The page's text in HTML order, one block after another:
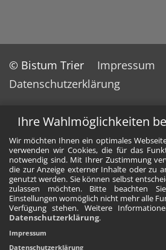
Ihre Wahlmöglichkeiten
Wir möchten Ihnen ein optimales
verwenden wir Cookies, die für das
notwendig sind. Mit Ihrer Zustimmung
die zur Anzeige externer Inhalte oder zu
genutzt werden. Sie können selbst
zulassen möchten. Bitte beachten
Einstellungen womöglich nicht mehr alle
Verfügung stehen. Weitere
Datenschutzerklärung.
Impressum
Datenschutzerklärung
© Bistum Trier
Impressum
Datenschutzerklärung